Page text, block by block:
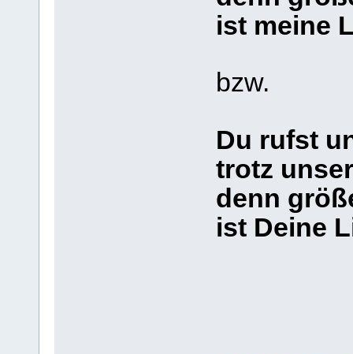
ist meine
bzw.
Du rufst
trotz
denn
ist Deine